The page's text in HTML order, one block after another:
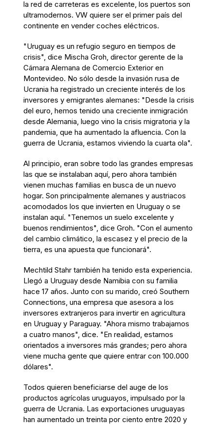
la red de carreteras es excelente, los puertos son
ultramodernos. VW quiere ser el primer país del
continente en vender coches eléctricos.
"Uruguay es un refugio seguro en tiempos de
crisis", dice Mischa Groh, director gerente de la
Cámara Alemana de Comercio Exterior en
Montevideo. No sólo desde la invasión rusa de
Ucrania ha registrado un creciente interés de los
inversores y emigrantes alemanes: "Desde la crisis
del euro, hemos tenido una creciente inmigración
desde Alemania, luego vino la crisis migratoria y la
pandemia, que ha aumentado la afluencia. Con la
guerra de Ucrania, estamos viviendo la cuarta ola".
Al principio, eran sobre todo las grandes empresas
las que se instalaban aquí, pero ahora también
vienen muchas familias en busca de un nuevo
hogar. Son principalmente alemanes y austriacos
acomodados los que invierten en Uruguay o se
instalan aquí. "Tenemos un suelo excelente y
buenos rendimientos", dice Groh. "Con el aumento
del cambio climático, la escasez y el precio de la
tierra, es una apuesta que funcionará".
Mechtild Stahr también ha tenido esta experiencia.
Llegó a Uruguay desde Namibia con su familia
hace 17 años. Junto con su marido, creó Southern
Connections, una empresa que asesora a los
inversores extranjeros para invertir en agricultura
en Uruguay y Paraguay. "Ahora mismo trabajamos
a cuatro manos", dice. "En realidad, estamos
orientados a inversores más grandes; pero ahora
viene mucha gente que quiere entrar con 100.000
dólares".
Todos quieren beneficiarse del auge de los
productos agrícolas uruguayos, impulsado por la
guerra de Ucrania. Las exportaciones uruguayas
han aumentado un treinta por ciento entre 2020 y